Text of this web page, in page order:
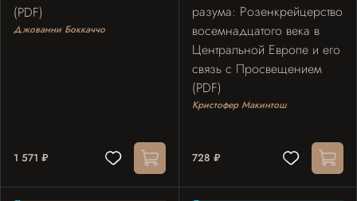
(PDF)
Джованни Боккаччо
1 571 ₽
разума: Розенкрейцерство
восемнадцатого века в
Центральной Европе и его
связь с Просвещением
(PDF)
Кристофер Макинтош
728 ₽